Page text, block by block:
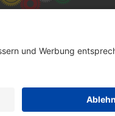
Str. 3 • 09120 Chemnitz